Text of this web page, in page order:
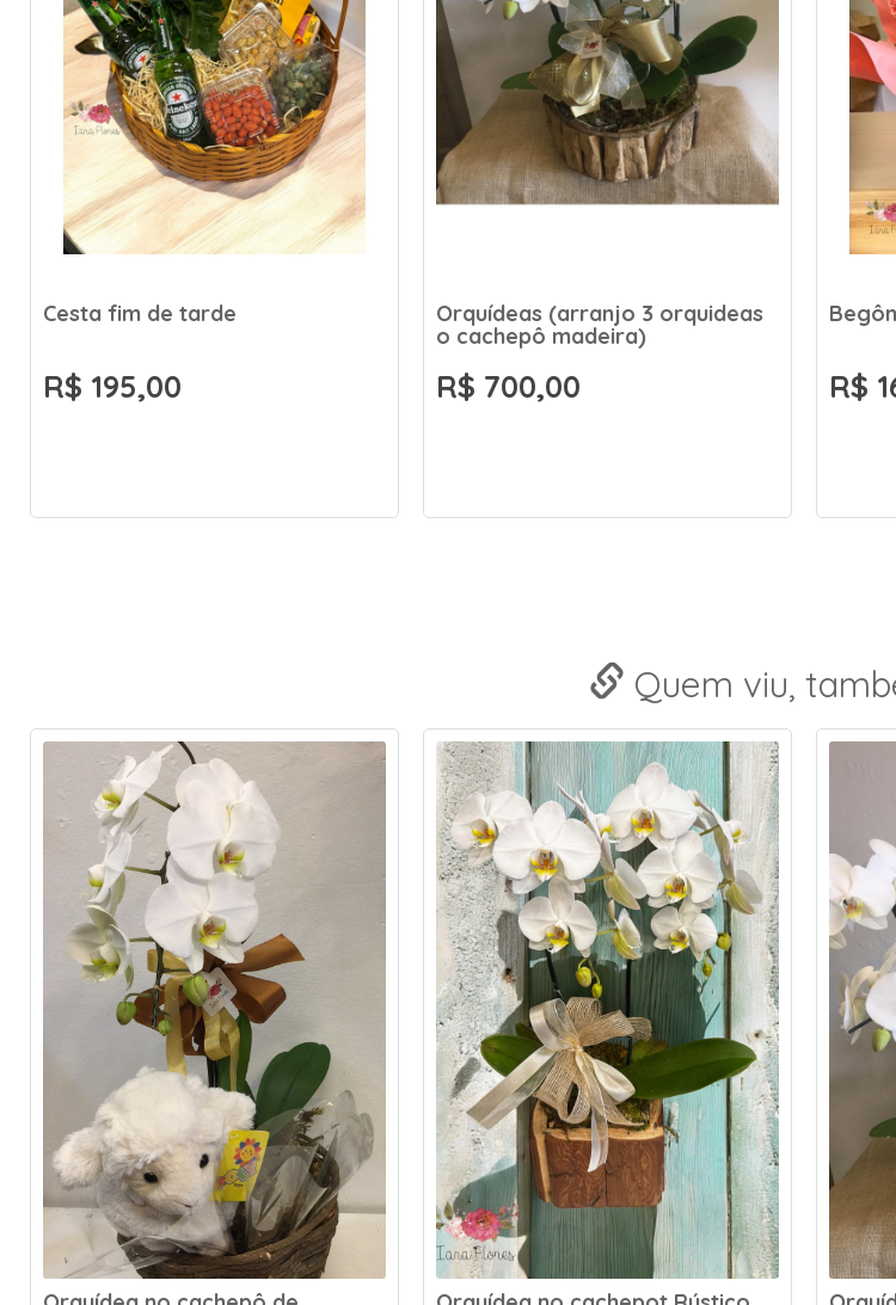
Cesta fim de tarde
R$ 195,00
Orquídeas (arranjo 3 orquideas
o cachepô madeira)
R$ 700,00 R$
Quem viu,